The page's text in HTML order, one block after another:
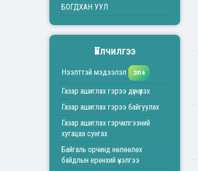
БОГДХАН УУЛ
Үйлчилгээ
Нээлттэй мэдээлэл 2016
Газар ашиглах гэрээ дүгнүүлэх
Газар ашиглах гэрээ байгуулах
Газар ашиглах гэрчилгээний
хугацаа сунгах
Байгаль орчинд нөлөөлөх
байдлын ерөнхий үнэлгээ